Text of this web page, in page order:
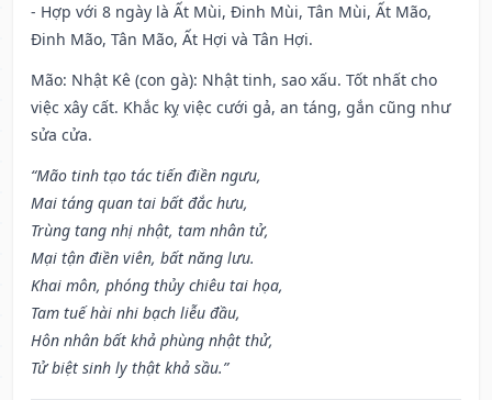
- Hợp với 8 ngày là Ất Mùi, Đinh Mùi, Tân Mùi, Ất Mão,
Đinh Mão, Tân Mão, Ất Hợi và Tân Hợi.
Mão: Nhật Kê (con gà): Nhật tinh, sao xấu. Tốt nhất cho
việc xây cất. Khắc kỵ việc cưới gả, an táng, gắn cũng như
sửa cửa.
“Mão tinh tạo tác tiến điền ngưu,
Mai táng quan tai bất đắc hưu,
Trùng tang nhị nhật, tam nhân tử,
Mại tận điền viên, bất năng lưu.
Khai môn, phóng thủy chiêu tai họa,
Tam tuế hài nhi bạch liễu đầu,
Hôn nhân bất khả phùng nhật thử,
Tử biệt sinh ly thật khả sầu.”